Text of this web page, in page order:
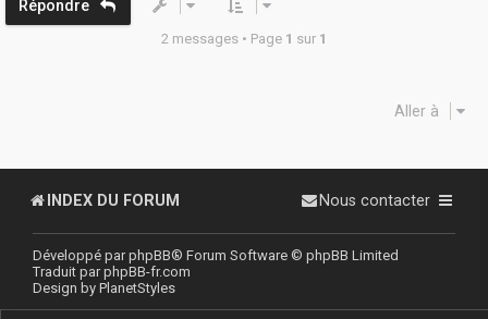
Répondre
2 messages • Page 1 sur 1
Aller à
INDEX DU FORUM Nous contacter
Développé parphpBB® Forum Software © phpBB Limited
Traduit parphpBB-fr.com
Design by PlanetStyles